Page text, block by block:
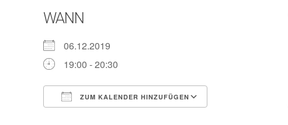
WANN
06.12.2019
19:00 - 20:30
ZUM KALENDER HINZUFÜGEN